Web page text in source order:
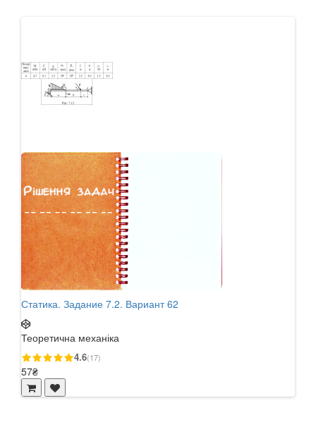
Статика. Задание 7.2. Вариант 62
Теоретична механіка
4.6(17)
57₴